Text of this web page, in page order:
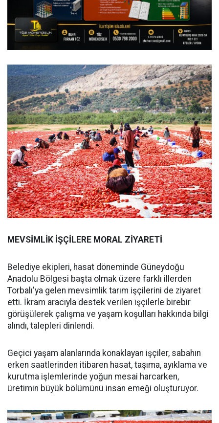
MEVSİMLİK İŞÇİLERE MORAL ZİYARETİ
Belediye ekipleri, hasat döneminde Güneydoğu
Anadolu Bölgesi başta olmak üzere farklı illerden
Torbalı'ya gelen mevsimlik tarım işçilerini de ziyaret
etti. İkram aracıyla destek verilen işçilerle birebir
görüşülerek çalışma ve yaşam koşulları hakkında bilgi
alındı, talepleri dinlendi.
Geçici yaşam alanlarında konaklayan işçiler, sabahın
erken saatlerinden itibaren hasat, taşıma, ayıklama ve
kurutma işlemlerinde yoğun mesai harcarken,
üretimin büyük bölümünü insan emeği oluşturuyor.